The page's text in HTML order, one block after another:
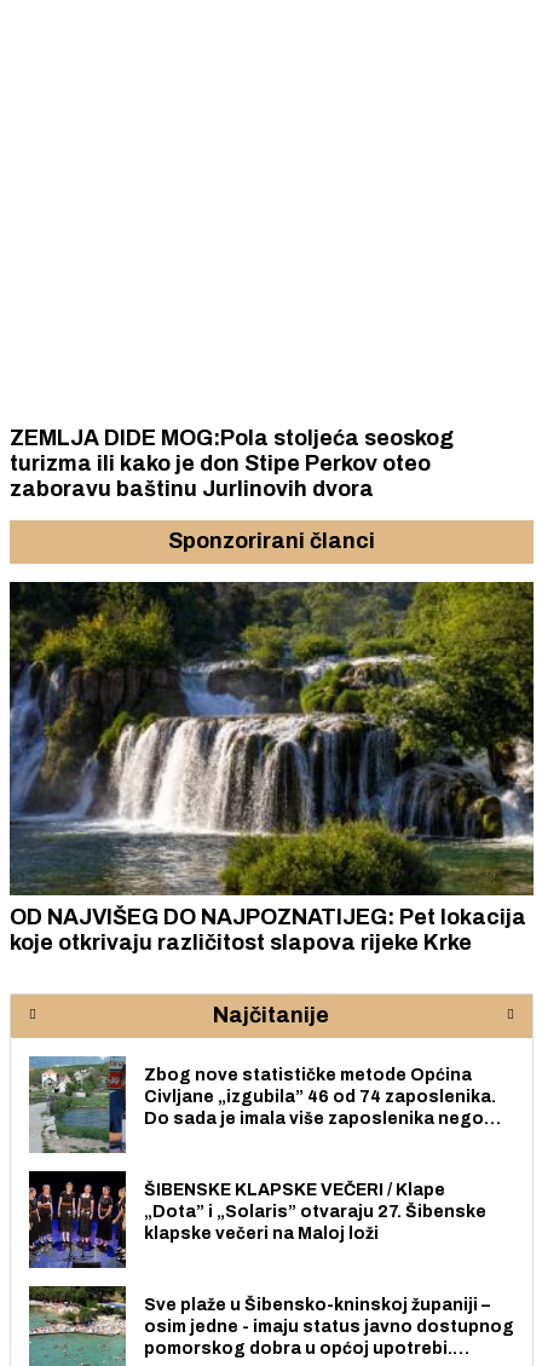
ZEMLJA DIDE MOG:Pola stoljeća seoskog
turizma ili kako je don Stipe Perkov oteo
zaboravu baštinu Jurlinovih dvora
Sponzorirani članci
OD NAJVIŠEG DO NAJPOZNATIJEG: Pet lokacija
koje otkrivaju različitost slapova rijeke Krke
Najčitanije
Zbog nove statističke metode Općina
Civljane „izgubila” 46 od 74 zaposlenika.
Do sada je imala više zaposlenika nego
ŠIBENSKE KLAPSKE VEČERI / Klape
„Dota” i „Solaris” otvaraju 27. Šibenske
klapske večeri na Maloj loži
Sve plaže u Šibensko-kninskoj županiji –
osim jedne - imaju status javno dostupnog
pomorskog dobra u općoj upotrebi.